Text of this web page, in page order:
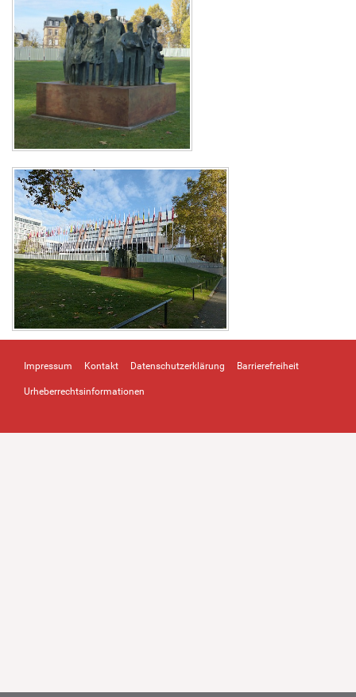
Impressum Kontakt Datenschutzerklärung Barrierefreiheit
Urheberrechtsinformationen